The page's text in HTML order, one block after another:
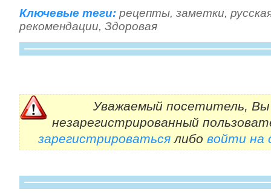
Ключевые теги: рецепты, заметки,
рекомендации, Здоровая
Уважаемый посетитель, Вы
незарегистрированный
зарегистрироватьсялибо войти на